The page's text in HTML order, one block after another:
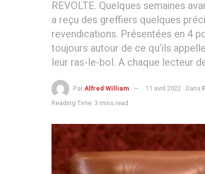
REVOLTE. Quelques semaines
a reçu des greffiers quelques
revendications. Présentées en 4
toujours autour de ce qu’ils
leur ras-le-bol. A chaque lecteur
ParAlfred William 11 avril 2022 Dans
Reading Time: 3 mins read